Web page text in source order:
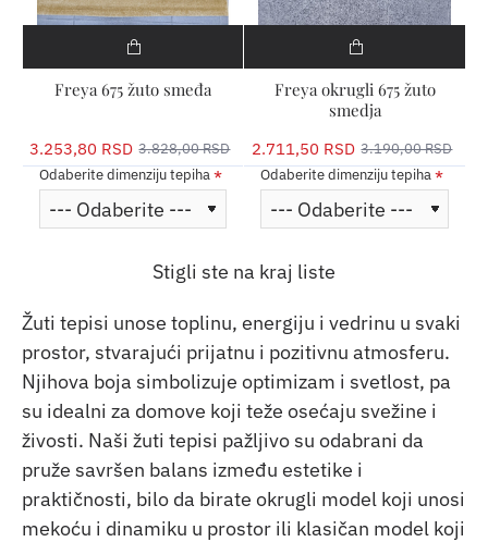
Žuti tepisi unose toplinu, energiju i vedrinu u svaki
prostor, stvarajući prijatnu i pozitivnu atmosferu.
Njihova boja simbolizuje optimizam i svetlost, pa
su idealni za domove koji teže osećaju svežine i
živosti. Naši žuti tepisi pažljivo su odabrani da
pruže savršen balans između estetike i
praktičnosti, bilo da birate okrugli model koji unosi
mekoću i dinamiku u prostor ili klasičan model koji
Freya 675 žuto smeđa
3.253,80 RSD 3.828,00 RSD
Odaberite dimenziju tepiha
Freya okrugli 675 žuto
smedja
2.711,50 RSD 3.190,00 RSD
Odaberite dimenziju tepiha
Stigli ste na kraj liste